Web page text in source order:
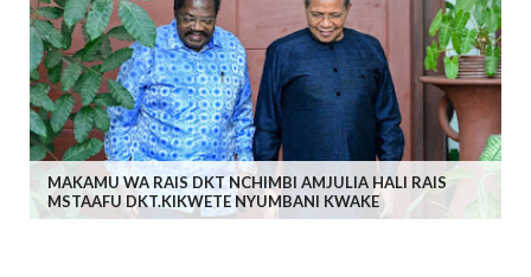
MAKAMU WA RAIS DKT NCHIMBI AMJULIA HALI RAIS
MSTAAFU DKT.KIKWETE NYUMBANI KWAKE